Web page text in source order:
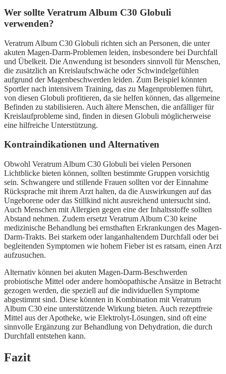
Wer sollte Veratrum Album C30 Globuli
verwenden?
Veratrum Album C30 Globuli richten sich an Personen, die unter
akuten Magen-Darm-Problemen leiden, insbesondere bei Durchfall
und Übelkeit. Die Anwendung ist besonders sinnvoll für Menschen,
die zusätzlich an Kreislaufschwäche oder Schwindelgefühlen
aufgrund der Magenbeschwerden leiden. Zum Beispiel könnten
Sportler nach intensivem Training, das zu Magenproblemen führt,
von diesen Globuli profitieren, da sie helfen können, das allgemeine
Befinden zu stabilisieren. Auch ältere Menschen, die anfälliger für
Kreislaufprobleme sind, finden in diesen Globuli möglicherweise
eine hilfreiche Unterstützung.
Kontraindikationen und Alternativen
Obwohl Veratrum Album C30 Globuli bei vielen Personen
Lichtblicke bieten können, sollten bestimmte Gruppen vorsichtig
sein. Schwangere und stillende Frauen sollten vor der Einnahme
Rücksprache mit ihrem Arzt halten, da die Auswirkungen auf das
Ungeborene oder das Stillkind nicht ausreichend untersucht sind.
Auch Menschen mit Allergien gegen eine der Inhaltsstoffe sollten
Abstand nehmen. Zudem ersetzt Veratrum Album C30 keine
medizinische Behandlung bei ernsthaften Erkrankungen des Magen-
Darm-Trakts. Bei starkem oder langanhaltendem Durchfall oder bei
begleitenden Symptomen wie hohem Fieber ist es ratsam, einen Arzt
aufzusuchen.
Alternativ können bei akuten Magen-Darm-Beschwerden
probiotische Mittel oder andere homöopathische Ansätze in Betracht
gezogen werden, die speziell auf die individuellen Symptome
abgestimmt sind. Diese könnten in Kombination mit Veratrum
Album C30 eine unterstützende Wirkung bieten. Auch rezeptfreie
Mittel aus der Apotheke, wie Elektrolyt-Lösungen, sind oft eine
sinnvolle Ergänzung zur Behandlung von Dehydration, die durch
Durchfall entstehen kann.
Fazit